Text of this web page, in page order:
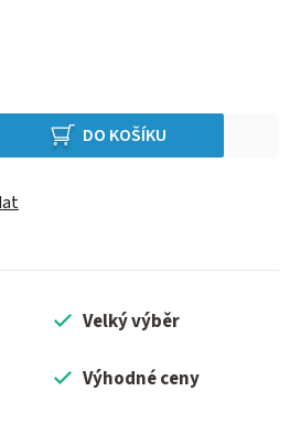
DO KOŠÍKU
Velký výběr
Výhodné ceny